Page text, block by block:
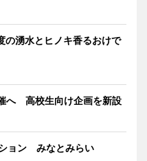
湧水とヒノキ香るおけで
へ 高校生向け企画を新設
ョン みなとみらい